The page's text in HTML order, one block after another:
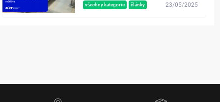
všechny kategorie články 23/05/2025